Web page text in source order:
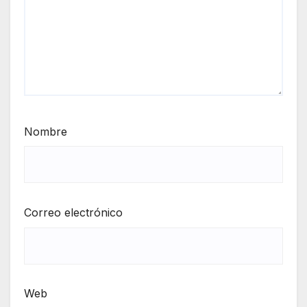
Nombre
Correo electrónico
Web